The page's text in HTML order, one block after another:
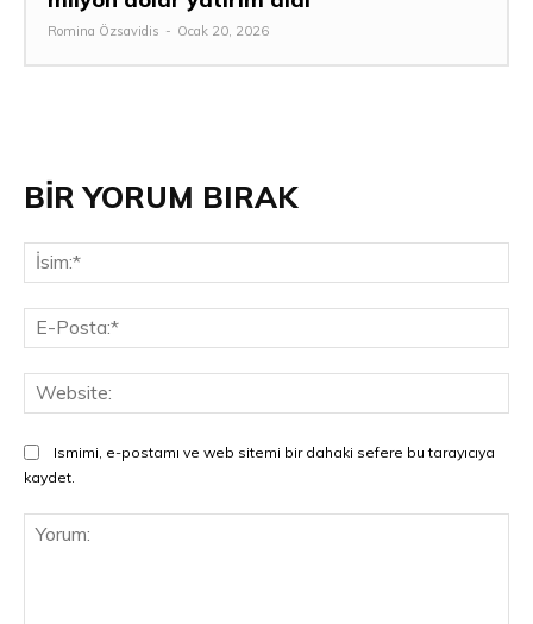
Romina Özsavidis - Ocak 20, 2026
BİR YORUM BIRAK
Ismimi, e-postamı ve web sitemi bir dahaki sefere bu tarayıcıya
kaydet.